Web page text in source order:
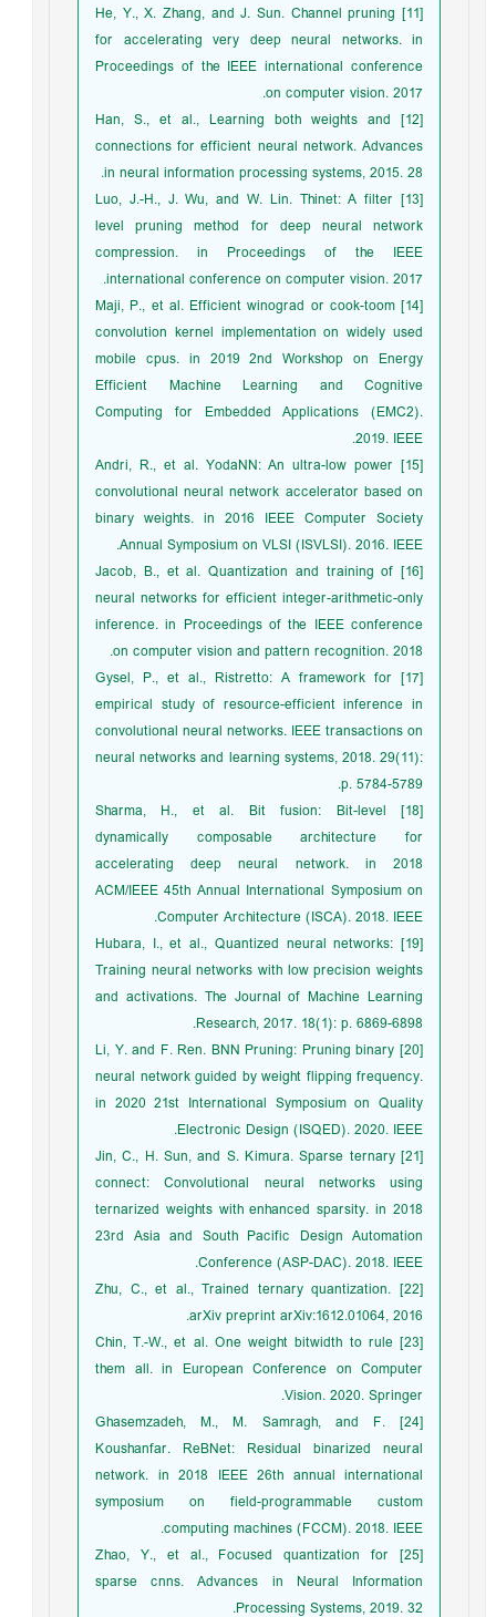
[11] He, Y., X. Zhang, and J. Sun. Channel pruning
for accelerating very deep neural networks. in
Proceedings of the IEEE international conference
on computer vision. 2017.
[12] Han, S., et al., Learning both weights and
connections for efficient neural network. Advances
in neural information processing systems, 2015. 28.
[13] Luo, J.-H., J. Wu, and W. Lin. Thinet: A filter
level pruning method for deep neural network
compression. in Proceedings of the IEEE
international conference on computer vision. 2017.
[14] Maji, P., et al. Efficient winograd or cook-toom
convolution kernel implementation on widely used
mobile cpus. in 2019 2nd Workshop on Energy
Efficient Machine Learning and Cognitive
Computing for Embedded Applications (EMC2).
2019. IEEE.
[15] Andri, R., et al. YodaNN: An ultra-low power
convolutional neural network accelerator based on
binary weights. in 2016 IEEE Computer Society
Annual Symposium on VLSI (ISVLSI). 2016. IEEE.
[16] Jacob, B., et al. Quantization and training of
neural networks for efficient integer-arithmetic-only
inference. in Proceedings of the IEEE conference
on computer vision and pattern recognition. 2018.
[17] Gysel, P., et al., Ristretto: A framework for
empirical study of resource-efficient inference in
convolutional neural networks. IEEE transactions on
neural networks and learning systems, 2018. 29(11):
p. 5784-5789.
[18] Sharma, H., et al. Bit fusion: Bit-level
dynamically composable architecture for
accelerating deep neural network. in 2018
ACM/IEEE 45th Annual International Symposium on
Computer Architecture (ISCA). 2018. IEEE.
[19] Hubara, I., et al., Quantized neural networks:
Training neural networks with low precision weights
and activations. The Journal of Machine Learning
Research, 2017. 18(1): p. 6869-6898.
[20] Li, Y. and F. Ren. BNN Pruning: Pruning binary
neural network guided by weight flipping frequency.
in 2020 21st International Symposium on Quality
Electronic Design (ISQED). 2020. IEEE.
[21] Jin, C., H. Sun, and S. Kimura. Sparse ternary
connect: Convolutional neural networks using
ternarized weights with enhanced sparsity. in 2018
23rd Asia and South Pacific Design Automation
Conference (ASP-DAC). 2018. IEEE.
[22] Zhu, C., et al., Trained ternary quantization.
arXiv preprint arXiv:1612.01064, 2016.
[23] Chin, T.-W., et al. One weight bitwidth to rule
them all. in European Conference on Computer
Vision. 2020. Springer.
[24] Ghasemzadeh, M., M. Samragh, and F.
Koushanfar. ReBNet: Residual binarized neural
network. in 2018 IEEE 26th annual international
symposium on field-programmable custom
computing machines (FCCM). 2018. IEEE.
[25] Zhao, Y., et al., Focused quantization for
sparse cnns. Advances in Neural Information
Processing Systems, 2019. 32.